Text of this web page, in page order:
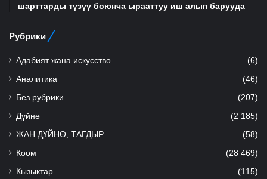
шарттарды түзүү боюнча ырааттуу иш алып барууда
Рубрики
Адабият жана искусство (6)
Аналитика (46)
Без рубрики (207)
Дүйнө (2 185)
ЖАН ДҮЙНӨ, ТАГДЫР (58)
Коом (28 469)
Кызыктар (115)